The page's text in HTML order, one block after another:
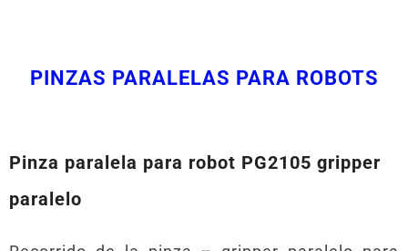
PINZAS PARALELAS PARA ROBOTS
Pinza paralela para robot PG2105 gripper
paralelo